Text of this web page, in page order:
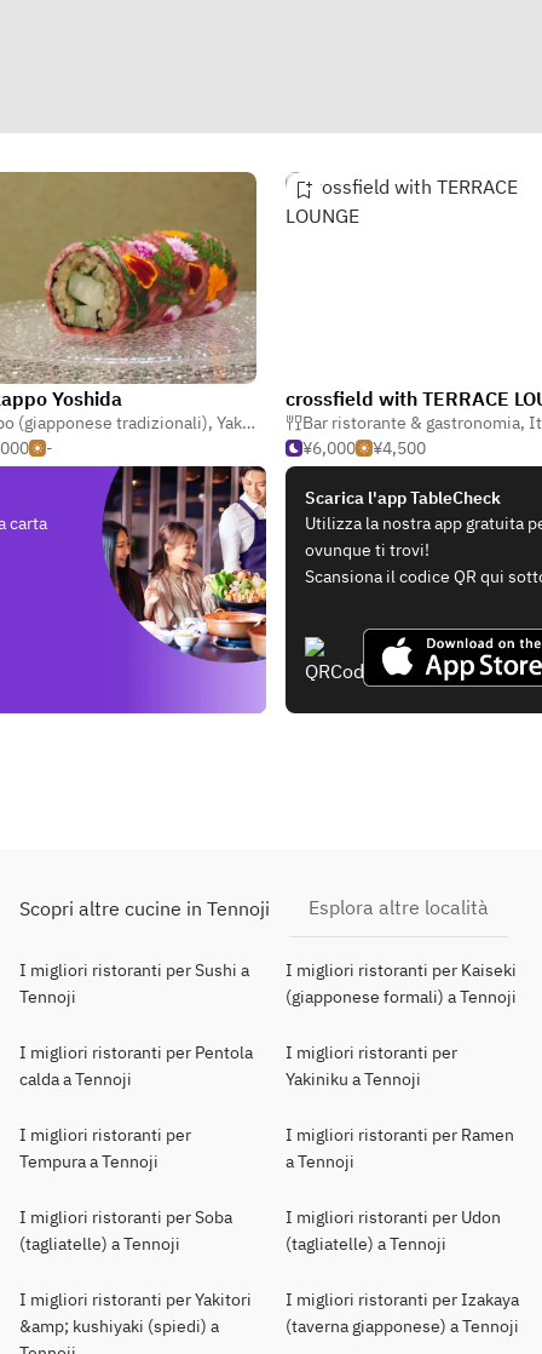
Yoshida
(giapponese tradizionali), Yakiniku ,Italiano
-
crossfield with TERRACE
Bar ristorante & gastronomia,
¥6,000
¥4,500
carta
Scarica l'app TableCheck
Utilizza la nostra app gratuita
ovunque ti trovi!
Scansiona il codice QR qui
Scopri altre cucine in Tennoji Esplora altre località
I migliori ristoranti per Sushi a
Tennoji
I migliori ristoranti per Kaiseki
(giapponese formali) a Tennoji
I migliori ristoranti per Pentola
calda a Tennoji
I migliori ristoranti per
Yakiniku a Tennoji
I migliori ristoranti per
Tempura a Tennoji
I migliori ristoranti per Ramen
a Tennoji
I migliori ristoranti per Soba
(tagliatelle) a Tennoji
I migliori ristoranti per Udon
(tagliatelle) a Tennoji
I migliori ristoranti per Yakitori
&amp; kushiyaki (spiedi) a
I migliori ristoranti per Izakaya
(taverna giapponese) a Tennoji